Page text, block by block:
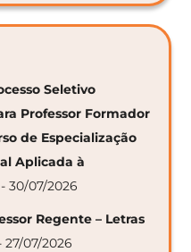
Seletivo
Professor Formador
de Especialização
Aplicada à
- 30/07/2026
Regente – Letras
27/07/2026